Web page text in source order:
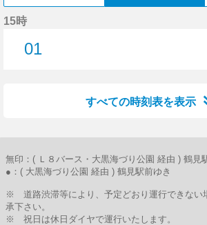
15時
01
すべての時刻表を表示
無印：( Ｌ８バース・大黒海づり公園 経由 ) 鶴見
●：( 大黒海づり公園 経由 ) 鶴見駅前ゆき
※ 道路渋滞等により、予定どおり運行できない
承下さい。
※ 祝日は休日ダイヤで運行いたします。